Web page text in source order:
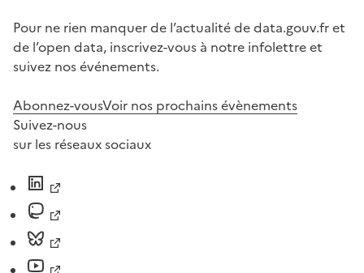
Pour ne rien manquer de l’actualité de data.gouv.fr et
de l’open data, inscrivez-vous à notre infolettre et
suivez nos événements.
Abonnez-vousVoir nos prochains évènements
Suivez-nous
sur les réseaux sociaux